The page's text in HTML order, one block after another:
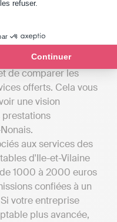
refuser.
Continuer
par un expert-
le coût dépendra du
pour votre
conversations avec
aurez l'opportunité
de comparer les
offerts. Cela vous
une vision
aux services des
d'Ile-et-Vilaine
1000 à 2000 euros
confiées à un
votre entreprise
plus avancée,